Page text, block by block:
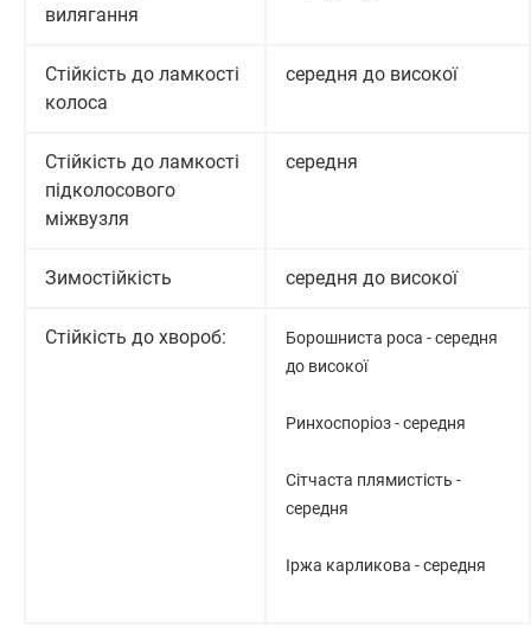
вилягання
Стійкість до ламкості
колоса
середня до високої
Стійкість до ламкості
підколосового
міжвузля
середня
Зимостійкість середня до високої
Стійкість до хвороб:
Борошниста роса - середня
до високої
Ринхоспоріоз - середня
Сітчаста плямистість -
середня
Іржа карликова - середня